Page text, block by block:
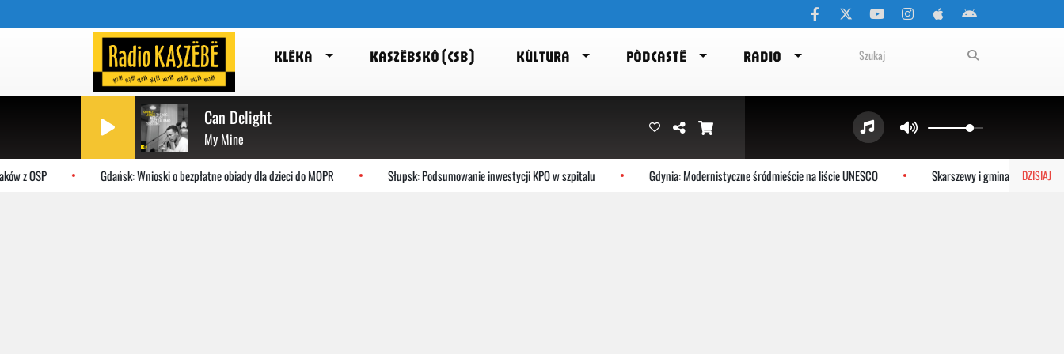
KLËKA KASZËBSKÔ (CSB) KÙLTURA PÒDCASTË RADIO
Can Delight
My Mine
DZISIAJ
z OSP Gdańsk: Wnioski o bezpłatne obiady dla dzieci do MOPR Słupsk: Podsumowanie inwestycji KPO w szpitalu Gdynia: Modernistyczne śródmieście na liście UNESCO Skarszewy i gmina Tczew